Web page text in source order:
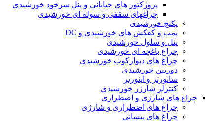
پروژکتور های خیابانی و پنل سرخود خورشیدی
چراغهای سقفی و سوله ای خورشیدی
پکیج خورشیدی
پمپ و کفکش های خورشیدی و DC
پنل و سلول خورشیدی
چراغ باغچه ای خورشیدی
چراغ های دیوارکوب خورشیدی
دوربین خورشیدی
سانورتر و اینورتر
کنترلر شارژر خورشیدی
چراغ های شارژی و اضطراری
چراغ های اضطراری و شارژی
چراغ های پیشانی